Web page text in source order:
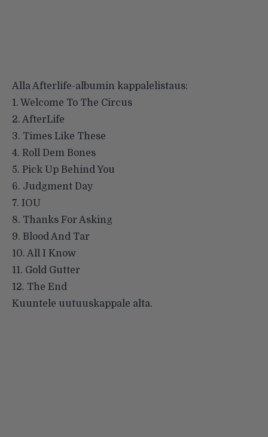
Alla Afterlife-albumin kappalelistaus:
1. Welcome To The Circus
2. AfterLife
3. Times Like These
4. Roll Dem Bones
5. Pick Up Behind You
6. Judgment Day
7. IOU
8. Thanks For Asking
9. Blood And Tar
10. All I Know
11. Gold Gutter
12. The End
Kuuntele uutuuskappale alta.